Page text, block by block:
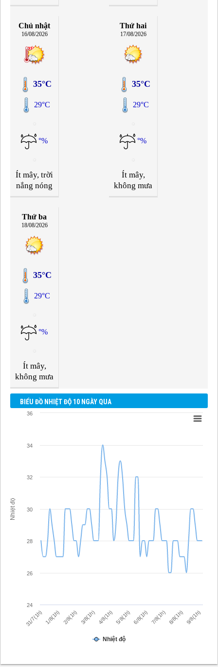
Chủ nhật
16/08/2026
35°C
29°C
°%
Ít mây, trời
nắng nóng
Thứ hai
17/08/2026
35°C
29°C
°%
Ít mây,
không mưa
Thứ ba
18/08/2026
35°C
29°C
°%
Ít mây,
không mưa
BIỂU ĐỒ NHIỆT ĐỘ 10 NGÀY QUA
Nhiệt độ
Nhiệt độ
31/7(1h) 1/8(1h) 2/8(1h) 3/8(1h) 4/8(1h)5/8(1h) 6/8(1h) 7/8(1h) 8/8(1h) 9/8(1h)
24
26
28
30
32
34
36